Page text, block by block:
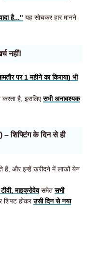
है..." यह सोचकर हार मानने
नहीं!
पर 1 महीने का किराया) भी
करता है, इसलिएसभी अनावश्यक
– शिफ्टिंग के दिन से ही
हैं, और इन्हें खरीदने में लाखों येन
माइक्रोवेवसमेतसभी
होकरउसी दिन से नया